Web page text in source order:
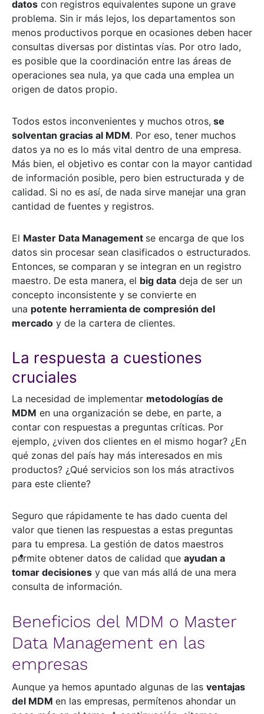
datos con registros equivalentes supone un grave
problema. Sin ir más lejos, los departamentos son
menos productivos porque en ocasiones deben hacer
consultas diversas por distintas vías. Por otro lado,
es posible que la coordinación entre las áreas de
operaciones sea nula, ya que cada una emplea un
origen de datos propio.
Todos estos inconvenientes y muchos otros, se
solventan gracias al MDM. Por eso, tener muchos
datos ya no es lo más vital dentro de una empresa.
Más bien, el objetivo es contar con la mayor cantidad
de información posible, pero bien estructurada y de
calidad. Si no es así, de nada sirve manejar una gran
cantidad de fuentes y registros.
El Master Data Management se encarga de que los
datos sin procesar sean clasificados o estructurados.
Entonces, se comparan y se integran en un registro
maestro. De esta manera, el big data deja de ser un
concepto inconsistente y se convierte en
una potente herramienta de compresión del
mercado y de la cartera de clientes.
La respuesta a cuestiones
cruciales
La necesidad de implementar metodologías de
MDM en una organización se debe, en parte, a
contar con respuestas a preguntas críticas. Por
ejemplo, ¿viven dos clientes en el mismo hogar? ¿En
qué zonas del país hay más interesados en mis
productos? ¿Qué servicios son los más atractivos
para este cliente?
Seguro que rápidamente te has dado cuenta del
valor que tienen las respuestas a estas preguntas
para tu empresa. La gestión de datos maestros
permite obtener datos de calidad que ayudan a
tomar decisiones y que van más allá de una mera
consulta de información.
Beneficios del MDM o Master
Data Management en las
empresas
Aunque ya hemos apuntado algunas de las ventajas
del MDM en las empresas, permítenos ahondar un